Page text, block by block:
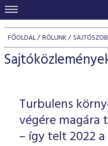
KERESKEDÉSI ADATOK
INDEXEK
Jelzáloglevél indexek
Vállalati kötvény
Azonnali Piac
Részvények
Származékos piac
BEFEKTETŐK
Részvény szekció
Hitelpapír szekció
BÉT szabályzatok
Befektetővédelem
Alkalmazott díjstruktúra
Elszámolás
Részvény és vállalati
program
BÉT Xtend -
TŐZSDETAGOK
Tőzsdetagok, üzletkötők
VENDOROK
FŐOLDAL RÓLUNK
Turbulens
végére magára
– így telt 2022